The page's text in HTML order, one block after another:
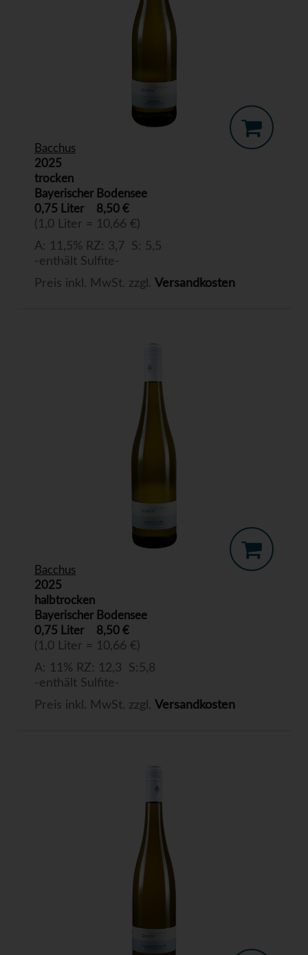
Bacchus
2025
trocken
Bayerischer Bodensee
0,75 Liter
8,50 €
(1,0 Liter = 10,66 €)
A: 11,5% RZ: 3,7 S: 5,5
-enthält Sulfite-
Preis inkl. MwSt. zzgl. Versandkosten
Bacchus
2025
halbtrocken
Bayerischer Bodensee
0,75 Liter
8,50 €
(1,0 Liter = 10,66 €)
A: 11% RZ: 12,3 S:5,8
-enthält Sulfite-
Preis inkl. MwSt. zzgl. Versandkosten